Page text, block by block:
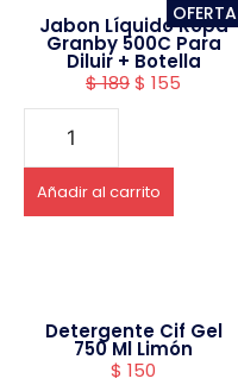
OFERTA
Jabon Líquido Ropa
Granby 500C Para
Diluir + Botella
$189$ 155
Añadir al carrito
Detergente Cif Gel
750 Ml Limón
$ 150